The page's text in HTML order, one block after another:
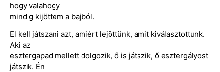
hogy valahogy
mindig kijöttem a bajból.
El kell játszani azt, amiért lejöttünk, amit kiválasztottunk.
Aki az
esztergapad mellett dolgozik, ő is játszik, ő esztergályost
játszik. Én